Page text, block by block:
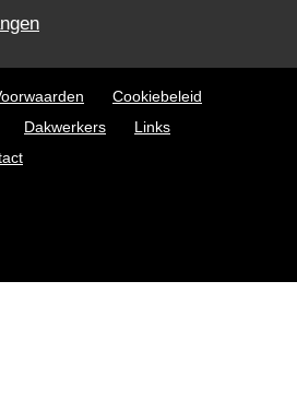
Cookiebeleid
Dakwerkers
Links